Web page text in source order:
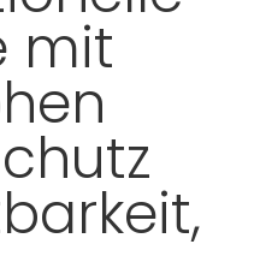
mit